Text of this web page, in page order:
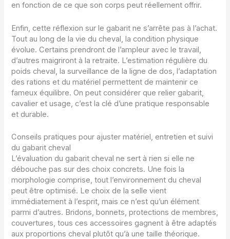
en fonction de ce que son corps peut réellement offrir.
Enfin, cette réflexion sur le gabarit ne s’arrête pas à l’achat.
Tout au long de la vie du cheval, la condition physique
évolue. Certains prendront de l’ampleur avec le travail,
d’autres maigriront à la retraite. L’estimation régulière du
poids cheval, la surveillance de la ligne de dos, l’adaptation
des rations et du matériel permettent de maintenir ce
fameux équilibre. On peut considérer que relier gabarit,
cavalier et usage, c’est la clé d’une pratique responsable
et durable.
Conseils pratiques pour ajuster matériel, entretien et suivi
du gabarit cheval
L’évaluation du gabarit cheval ne sert à rien si elle ne
débouche pas sur des choix concrets. Une fois la
morphologie comprise, tout l’environnement du cheval
peut être optimisé. Le choix de la selle vient
immédiatement à l’esprit, mais ce n’est qu’un élément
parmi d’autres. Bridons, bonnets, protections de membres,
couvertures, tous ces accessoires gagnent à être adaptés
aux proportions cheval plutôt qu’à une taille théorique.